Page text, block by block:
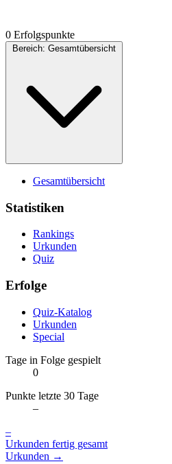
0 Erfolgspunkte
Bereich: Gesamtübersicht
Gesamtübersicht
Statistiken
Rankings
Urkunden
Quiz
Erfolge
Quiz-Katalog
Urkunden
Special
Tage in Folge gespielt
0
Punkte letzte 30 Tage
–
–
Urkunden fertig gesamt
Urkunden →